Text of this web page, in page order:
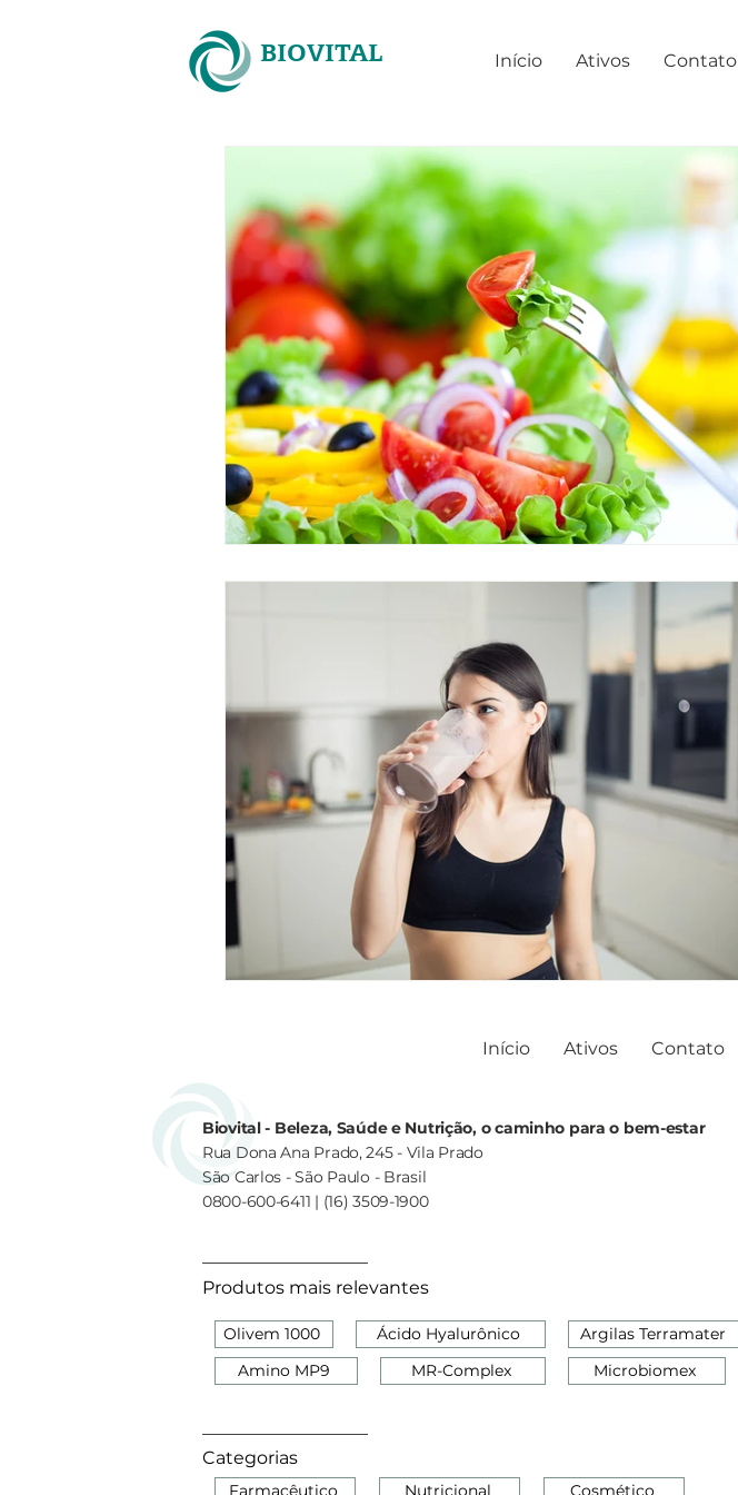
BIOVITAL Início Ativos Contato
Biovital - Beleza, Saúde e Nutrição, o caminho para o bem-estar
Rua Dona Ana Prado, 245 - Vila Prado
São Carlos - São Paulo - Brasil
0800-600-6411 | (16) 3509-1900
Início Ativos Contato
Produtos mais relevantes
Olivem 1000
Ácido Hyalurônico
Amino MP9
MR-Complex
Argilas Terramater
Microbiomex
Categorias
Farmacêutico Nutricional Cosmético